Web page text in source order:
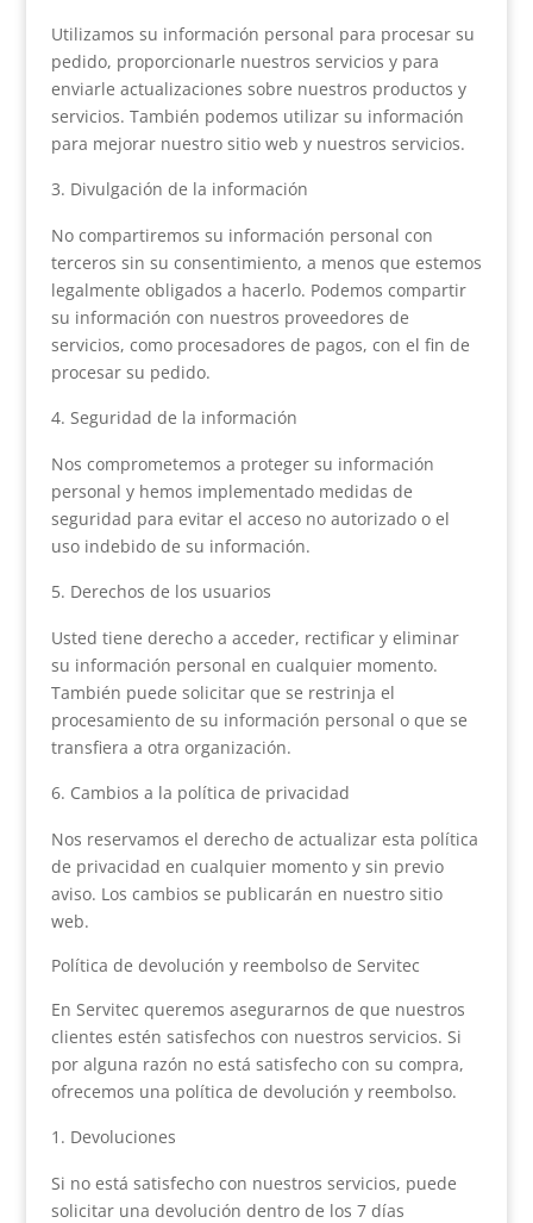
Utilizamos su información personal para procesar su
pedido, proporcionarle nuestros servicios y para
enviarle actualizaciones sobre nuestros productos y
servicios. También podemos utilizar su información
para mejorar nuestro sitio web y nuestros servicios.
Divulgación de la información
No compartiremos su información personal con
terceros sin su consentimiento, a menos que estemos
legalmente obligados a hacerlo. Podemos compartir
su información con nuestros proveedores de
servicios, como procesadores de pagos, con el fin de
procesar su pedido.
Seguridad de la información
Nos comprometemos a proteger su información
personal y hemos implementado medidas de
seguridad para evitar el acceso no autorizado o el
uso indebido de su información.
Derechos de los usuarios
Usted tiene derecho a acceder, rectificar y eliminar
su información personal en cualquier momento.
También puede solicitar que se restrinja el
procesamiento de su información personal o que se
transfiera a otra organización.
Cambios a la política de privacidad
Nos reservamos el derecho de actualizar esta política
de privacidad en cualquier momento y sin previo
aviso. Los cambios se publicarán en nuestro sitio
web.
Política de devolución y reembolso de Servitec
En Servitec queremos asegurarnos de que nuestros
clientes estén satisfechos con nuestros servicios. Si
por alguna razón no está satisfecho con su compra,
ofrecemos una política de devolución y reembolso.
Devoluciones
Si no está satisfecho con nuestros servicios, puede
solicitar una devolución dentro de los 7 días